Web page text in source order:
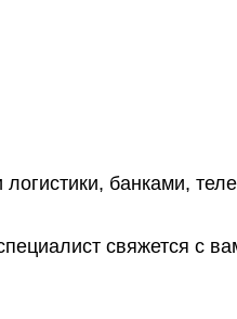
банками,
свяжется с